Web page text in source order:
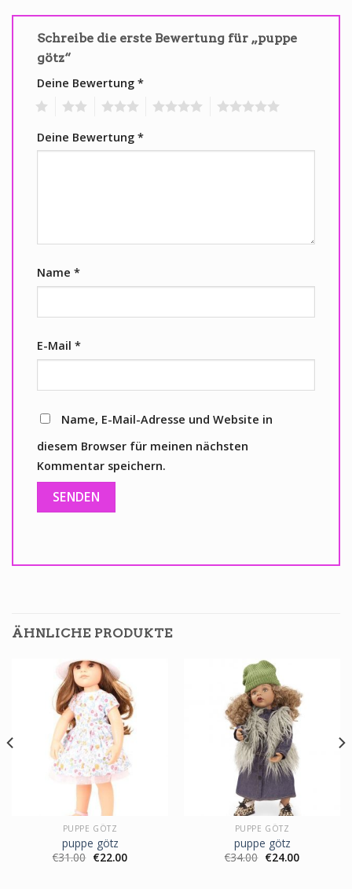
Schreibe die erste Bewertung für „puppe
götz“
Deine Bewertung *
Deine Bewertung *
Name *
E-Mail *
Name, E-Mail-Adresse und Website in
diesem Browser für meinen nächsten
Kommentar speichern.
ÄHNLICHE PRODUKTE
PUPPE GÖTZ
puppe götz
€31.00 €22.00
PUPPE GÖTZ
puppe götz
€34.00 €24.00